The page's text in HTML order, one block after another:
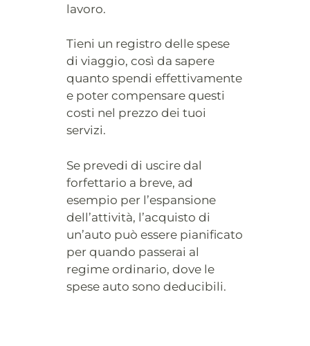
lavoro.
Tieni un registro delle spese
di viaggio, così da sapere
quanto spendi effettivamente
e poter compensare questi
costi nel prezzo dei tuoi
servizi.
Se prevedi di uscire dal
forfettario a breve, ad
esempio per l’espansione
dell’attività, l’acquisto di
un’auto può essere pianificato
per quando passerai al
regime ordinario, dove le
spese auto sono deducibili.